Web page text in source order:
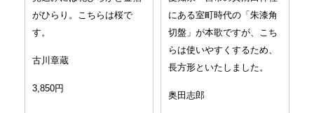
がひらり。こちらは桜で
す。
古川章蔵
3,850円
にある室町時代の「朱漆角
切盤」が本歌ですが、こち
らは使いやすくするため、
長方形といたしました。
奥田志郎